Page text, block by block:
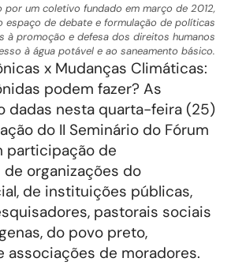
um coletivo fundado em março de 2012,
espaço de debate e formulação de políticas
à promoção e defesa dos direitos humanos
à água potável e ao saneamento básico.
x Mudanças Climáticas:
podem fazer? As
dadas nesta quarta-feira (25)
do II Seminário do Fórum
participação de
organizações do
de instituições públicas,
pastorais sociais
do povo preto,
associações de moradores.